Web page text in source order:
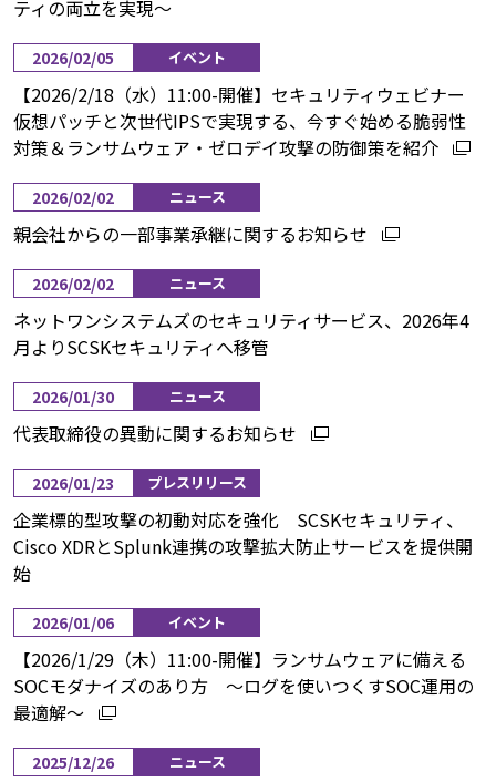
ティの両立を実現～
2026/02/05 イベント
【2026/2/18（水）11:00-開催】セキュリティウェビナー
仮想パッチと次世代IPSで実現する、今すぐ始める脆弱性
対策＆ランサムウェア・ゼロデイ攻撃の防御策を紹介
2026/02/02 ニュース
親会社からの一部事業承継に関するお知らせ
2026/02/02 ニュース
ネットワンシステムズのセキュリティサービス、2026年4
月よりSCSKセキュリティへ移管
2026/01/30 ニュース
代表取締役の異動に関するお知らせ
2026/01/23 プレスリリース
企業標的型攻撃の初動対応を強化 SCSKセキュリティ、
Cisco XDRとSplunk連携の攻撃拡大防止サービスを提供開
始
2026/01/06 イベント
【2026/1/29（木）11:00-開催】ランサムウェアに備える
SOCモダナイズのあり方 ～ログを使いつくすSOC運用の
最適解～
2025/12/26 ニュース